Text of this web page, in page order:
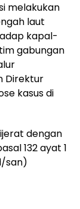
melakukan
laut
kapal-
gabungan
Direktur
kasus di
dengan
132 ayat 1
san)